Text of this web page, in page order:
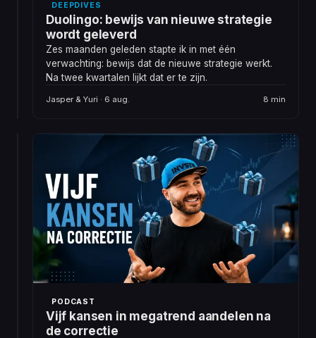
onderzoek
leverde
waardevoller
Jasper
aug.
6
DEEPDIVES
Duolingo: bewijs van nieuwe strategie
wordt geleverd
Zes maanden geleden stapte ik in met één
verwachting: bewijs dat de nieuwe strategie werkt.
Na twee kwartalen lijkt dat er te zijn.
Jasper & Yuri · 6 aug. 8 min
Hoe
beleggen:
vier
vragen
hele
DLT-
team
Vandaag
een
speciale
want
je
hoort
volledige
PODCAST
Vijf kansen in megatrend aandelen na
de correctie